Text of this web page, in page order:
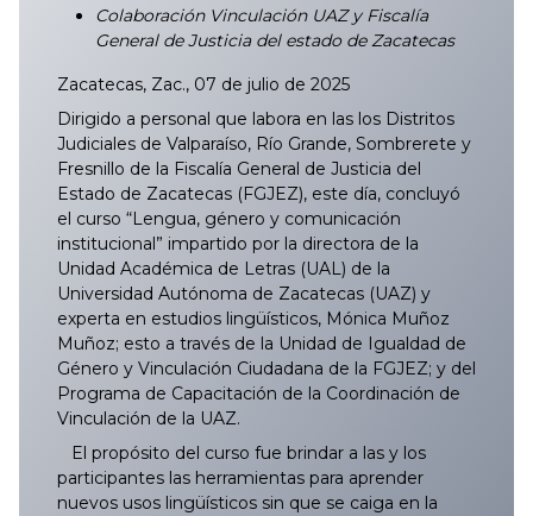
Colaboración Vinculación UAZ y Fiscalía
General de Justicia del estado de Zacatecas
Zacatecas, Zac., 07 de julio de 2025
Dirigido a personal que labora en las los Distritos
Judiciales de Valparaíso, Río Grande, Sombrerete y
Fresnillo de la Fiscalía General de Justicia del
Estado de Zacatecas (FGJEZ), este día, concluyó
el curso “Lengua, género y comunicación
institucional” impartido por la directora de la
Unidad Académica de Letras (UAL) de la
Universidad Autónoma de Zacatecas (UAZ) y
experta en estudios lingüísticos, Mónica Muñoz
Muñoz; esto a través de la Unidad de Igualdad de
Género y Vinculación Ciudadana de la FGJEZ; y del
Programa de Capacitación de la Coordinación de
Vinculación de la UAZ.
El propósito del curso fue brindar a las y los
participantes las herramientas para aprender
nuevos usos lingüísticos sin que se caiga en la